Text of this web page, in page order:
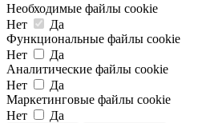
Необходимые файлы cookie
Нет
Да
Функциональные файлы cookie
Нет
Да
Аналитические файлы cookie
Нет
Да
Маркетинговые файлы cookie
Нет
Да